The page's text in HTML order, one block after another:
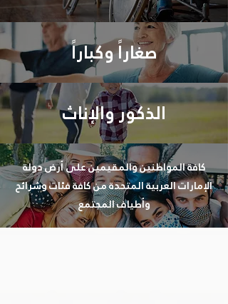
صغاراً وكباراً
الذكور والإناث
كافة المواطنين والمقيمين على أرض دولة
الإمارات العربية المتحدة من كافة فئات وشرائح
وأطياف المجتمع